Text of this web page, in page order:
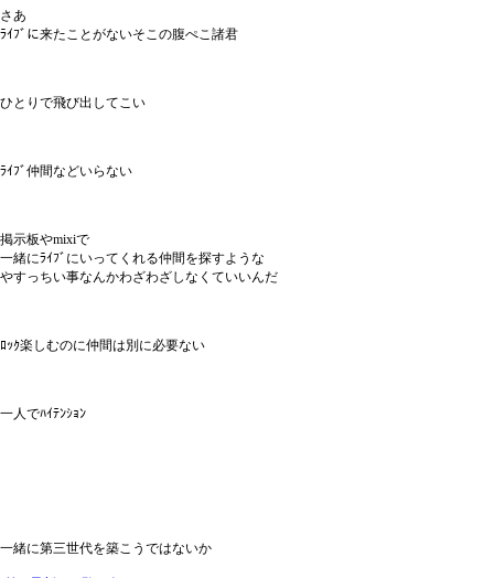
さあ
ﾗｲﾌﾞに来たことがないそこの腹ぺこ諸君
ひとりで飛び出してこい
ﾗｲﾌﾞ仲間などいらない
掲示板やmixiで
一緒にﾗｲﾌﾞにいってくれる仲間を探すような
やすっちい事なんかわざわざしなくていいんだ
ﾛｯｸ楽しむのに仲間は別に必要ない
一人でﾊｲﾃﾝｼｮﾝ
一緒に第三世代を築こうではないか